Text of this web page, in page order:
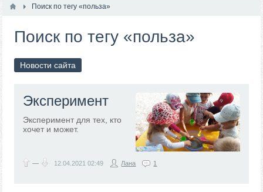
Поиск по тегу «польза»
Поиск по тегу «польза»
Новости сайта
Эксперимент
Эксперимент для тех, кто
хочет и может.
— 12.04.202102:49 Лана 1